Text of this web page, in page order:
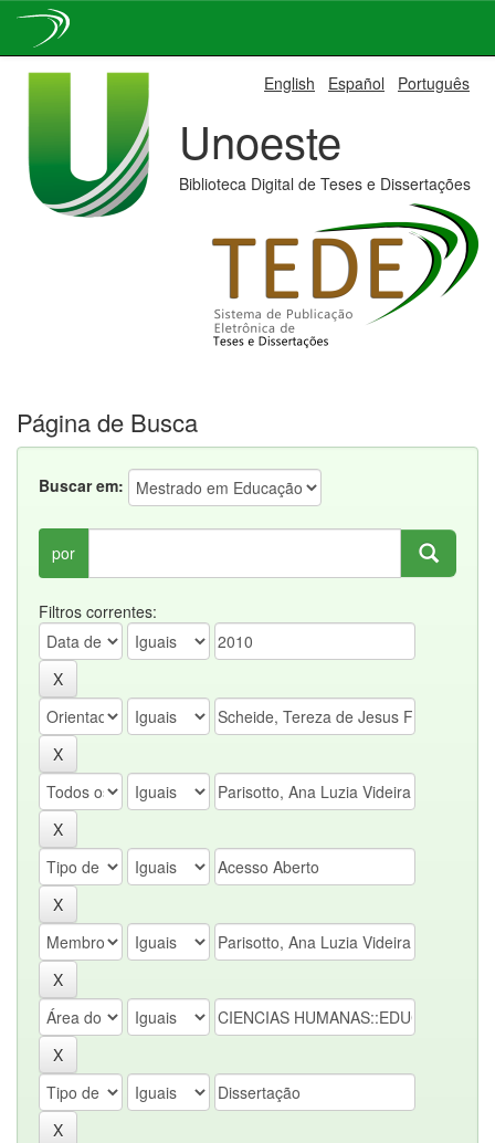
English Español Português
Unoeste
Biblioteca Digital de Teses e Dissertações
Página de Busca
Buscar em:
por
Filtros correntes: